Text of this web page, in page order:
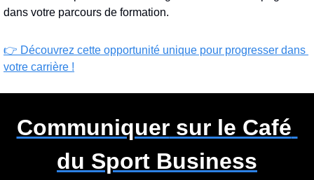
dans votre parcours de formation.
👉 Découvrez cette opportunité unique pour progresser dans
votre carrière !
Communiquer sur le Café
du Sport Business